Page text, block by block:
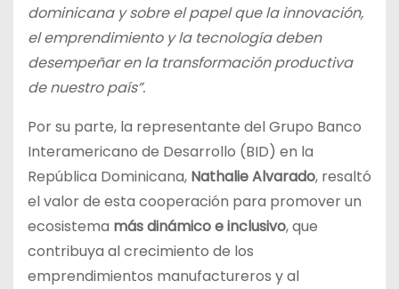
dominicana y sobre el papel que la innovación,
el emprendimiento y la tecnología deben
desempeñar en la transformación productiva
de nuestro país”.
Por su parte, la representante del Grupo Banco
Interamericano de Desarrollo (BID) en la
República Dominicana, Nathalie Alvarado, resaltó
el valor de esta cooperación para promover un
ecosistema más dinámico e inclusivo, que
contribuya al crecimiento de los
emprendimientos manufactureros y al